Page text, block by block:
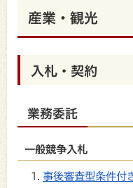
産業・観光
入札・契約
業務委託
一般競争入札
事後審査型条件付